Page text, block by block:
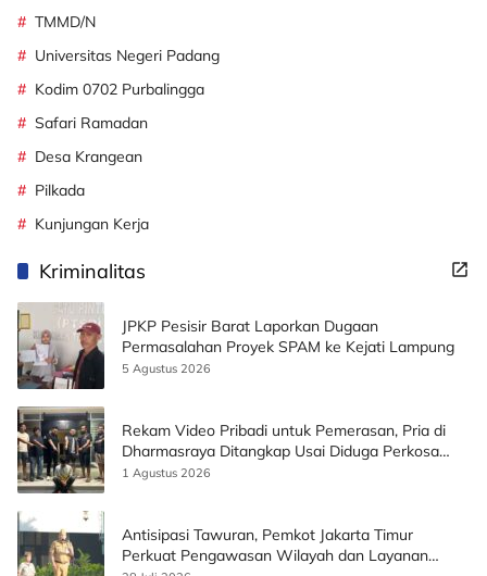
TMMD/N
Universitas Negeri Padang
Kodim 0702 Purbalingga
Safari Ramadan
Desa Krangean
Pilkada
Kunjungan Kerja
Kriminalitas
JPKP Pesisir Barat Laporkan Dugaan
Permasalahan Proyek SPAM ke Kejati Lampung
5 Agustus 2026
Rekam Video Pribadi untuk Pemerasan, Pria di
Dharmasraya Ditangkap Usai Diduga Perkosa
Korban
1 Agustus 2026
Antisipasi Tawuran, Pemkot Jakarta Timur
Perkuat Pengawasan Wilayah dan Layanan